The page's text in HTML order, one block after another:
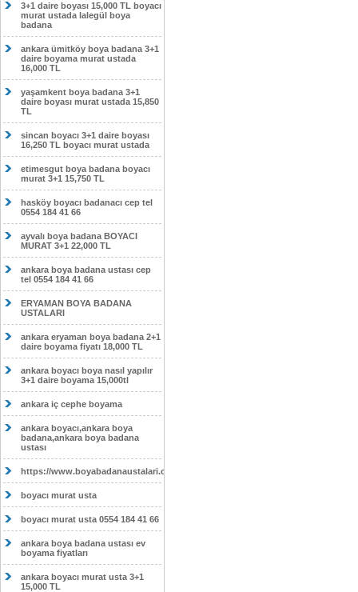
3+1 daire boyası 15,000 TL boyacı
murat ustada lalegül boya
badana
ankara ümitköy boya badana 3+1
daire boyama murat ustada
16,000 TL
yaşamkent boya badana 3+1
daire boyası murat ustada 15,850
TL
sincan boyacı 3+1 daire boyası
16,250 TL boyacı murat ustada
etimesgut boya badana boyacı
murat 3+1 15,750 TL
hasköy boyacı badanacı cep tel
0554 184 41 66
ayvalı boya badana BOYACI
MURAT 3+1 22,000 TL
ankara boya badana ustası cep
tel 0554 184 41 66
ERYAMAN BOYA BADANA
USTALARI
ankara eryaman boya badana 2+1
daire boyama fiyatı 18,000 TL
ankara boyacı boya nasıl yapılır
3+1 daire boyama 15,000tl
ankara iç cephe boyama
ankara boyacı,ankara boya
badana,ankara boya badana
ustası
https://www.boyabadanaustalari.com/
boyacı murat usta
boyacı murat usta 0554 184 41 66
ankara boya badana ustası ev
boyama fiyatları
ankara boyacı murat usta 3+1
15,000 TL